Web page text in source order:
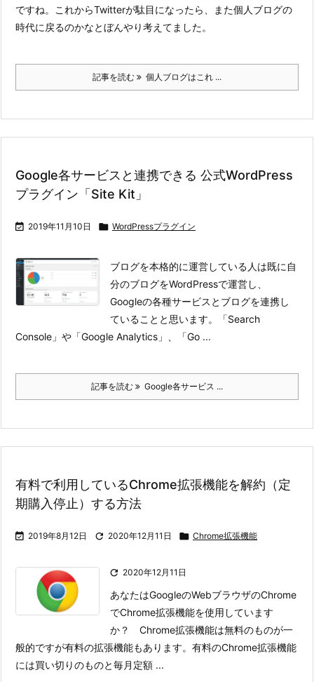
ですね。これからTwitterが駄目になったら、また個人ブログの
時代に戻るのかなとぼんやり考えてました。
記事を読む 個人ブログはこれ ...
Google各サービスと連携できる 公式WordPress
プラグイン「Site Kit」
 2019年11月10日  WordPressプラグイン
ブログを本格的に運営している人は既に自
分のブログをWordPressで運営し、
Googleの各種サービスとブログを連携し
ていることと思います。
「Search
Console」や「Google Analytics」、「Go ...
記事を読む Google各サービス ...
有料で利用しているChrome拡張機能を解約（定
期購入停止）する方法
 2019年8月12日  2020年12月11日  Chrome拡張機能
 2020年12月11日
あなたはGoogleのWebブラウザのChrome
でChrome拡張機能を使用しています
か？ Chrome拡張機能は無料のものが一
般的ですが有料の拡張機能もあります。 有料のChrome拡張機能
には買い切りのものと毎月定額 ...